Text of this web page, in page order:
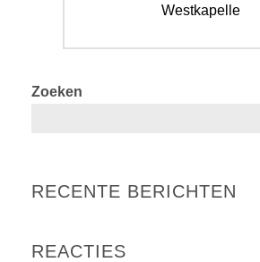
Volgend
Westkapelle
Zoeken
RECENTE BERICHTEN
REACTIES